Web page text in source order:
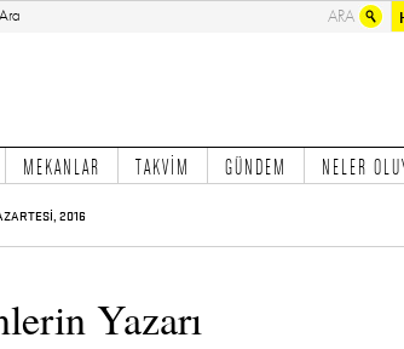
MEKANLAR TAKVİM GÜNDEM NELER
2016
Yazarı